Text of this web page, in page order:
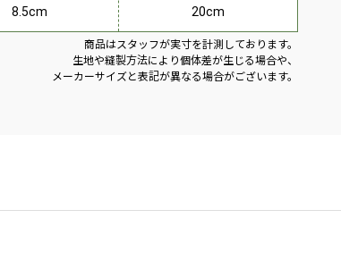
8.5cm 20cm
商品はスタッフが実寸を計測しております。
生地や縫製方法により個体差が生じる場合や、
メーカーサイズと表記が異なる場合がございます。